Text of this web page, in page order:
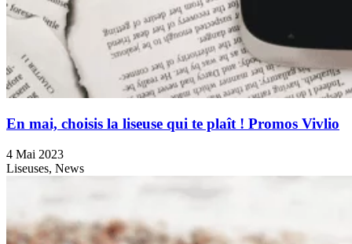
En mai, choisis la liseuse qui te plaît ! Promos Vivlio
4 Mai 2023
Liseuses, News